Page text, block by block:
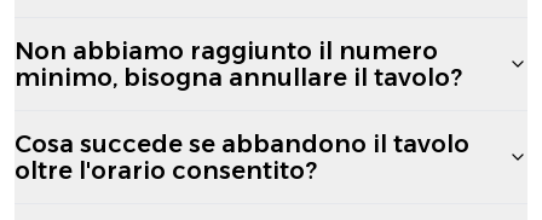
Non abbiamo raggiunto il numero
minimo, bisogna annullare il tavolo?
Cosa succede se abbandono il tavolo
oltre l'orario consentito?